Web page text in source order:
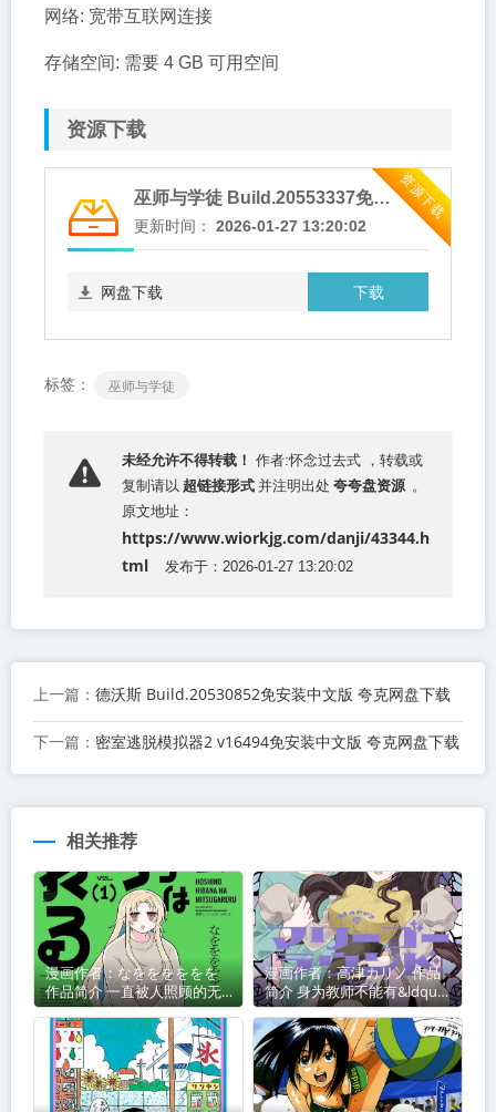
网络: 宽带互联网连接
存储空间: 需要 4 GB 可用空间
资源下载
资源下载
巫师与学徒 Build.20553337免安装中文版 夸克网盘下载
更新时间： 2026-01-27 13:20:02
下载
网盘下载
标签： 巫师与学徒
未经允许不得转载！ 作者:怀念过去式 ，转载或
复制请以 超链接形式 并注明出处 夸夸盘资源 。
原文地址：
https://www.wiorkjg.com/danji/43344.h
tml
发布于：2026-01-27 13:20:02
上一篇： 德沃斯 Build.20530852免安装中文版 夸克网盘下载
下一篇： 密室逃脱模拟器2 v16494免安装中文版 夸克网盘下载
相关推荐
漫画作者：なをををををを
作品简介 一直被人照顾的无
业游民星野
漫画作者：高津カリノ 作品
简介 身为教师不能有&ldquo;
教不了的